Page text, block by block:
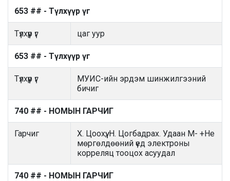
653 ## - Түлхүүр үг
Түлхүүр үг цаг уур
653 ## - Түлхүүр үг
Түлхүүр үг
МУИС-ийн эрдэм шинжилгээний
бичиг
740 ## - НОМЫН ГАРЧИГ
Гарчиг
Х. Цоохүү, Н. Цогбадрах. Удаан M- +He
мөргөлдөөний үед электроны
корреляц тооцох асуудал
740 ## - НОМЫН ГАРЧИГ